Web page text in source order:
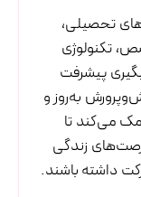
تحصیلی،
تکنولوژی
پیشرفت
به‌روز و
می‌کند تا
زندگی
داشته باشند.